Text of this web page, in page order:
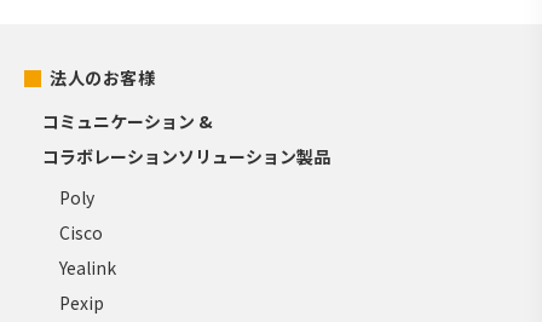
法人のお客様
コミュニケーション &
コラボレーションソリューション製品
Poly
Cisco
Yealink
Pexip